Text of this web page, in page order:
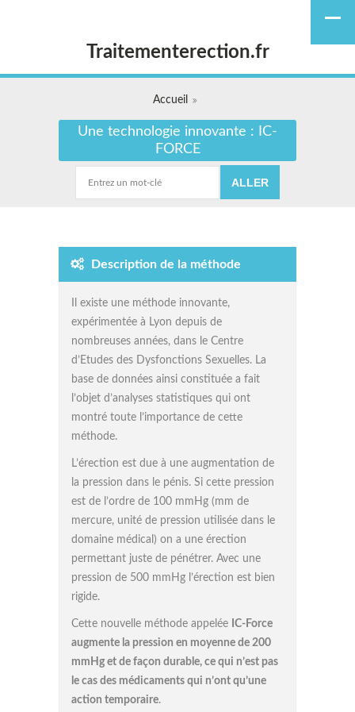
Traitementerection.fr
Accueil
Une technologie innovante : IC-
FORCE
Description de la méthode
Il existe une méthode innovante,
expérimentée à Lyon depuis de
nombreuses années, dans le Centre
d’Etudes des Dysfonctions Sexuelles. La
base de données ainsi constituée a fait
l’objet d’analyses statistiques qui ont
montré toute l’importance de cette
méthode.
L’érection est due à une augmentation de
la pression dans le pénis. Si cette pression
est de l’ordre de 100 mmHg (mm de
mercure, unité de pression utilisée dans le
domaine médical) on a une érection
permettant juste de pénétrer. Avec une
pression de 500 mmHg l’érection est bien
rigide.
Cette nouvelle méthode appelée IC-Force
augmente la pression en moyenne de 200
mmHg et de façon durable, ce qui n’est pas
le cas des médicaments qui n’ont qu’une
action temporaire.